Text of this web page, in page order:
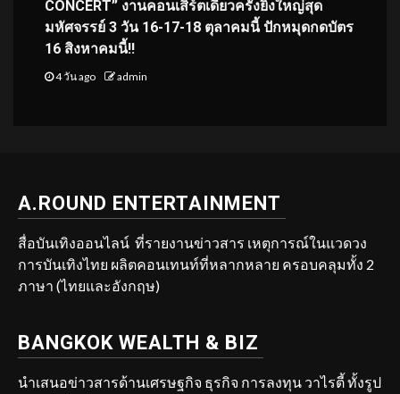
CONCERT” งานคอนเสิร์ตเดี่ยวครั้งยิ่งใหญ่สุด
มหัศจรรย์ 3 วัน 16-17-18 ตุลาคมนี้ ปักหมุดกดบัตร
16 สิงหาคมนี้!!
4 วัน ago admin
A.ROUND ENTERTAINMENT
สื่อบันเทิงออนไลน์ ที่รายงานข่าวสาร เหตุการณ์ในแวดวง
การบันเทิงไทย ผลิตคอนเทนท์ที่หลากหลาย ครอบคลุมทั้ง 2
ภาษา (ไทยและอังกฤษ)
BANGKOK WEALTH & BIZ
นำเสนอข่าวสารด้านเศรษฐกิจ ธุรกิจ การลงทุน วาไรตี้ ทั้งรูป